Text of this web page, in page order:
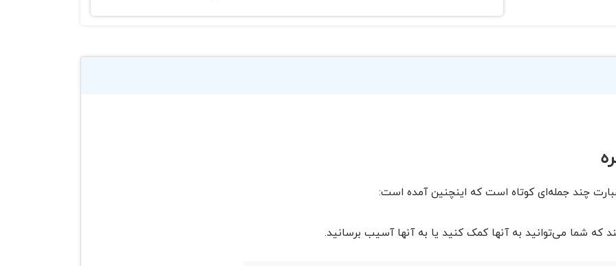
چند جمله‌ای کوتاه است که اینچنین آمده است:
که شما می‌توانید به آنها کمک کنید یا به آنها آسیب برسانید.